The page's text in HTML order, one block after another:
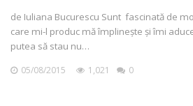
de Iuliana Bucurescu Sunt fascinată de
care mi-l produc mă împlineşte şi îmi
putea să stau nu…
05/08/2015 1,021 0